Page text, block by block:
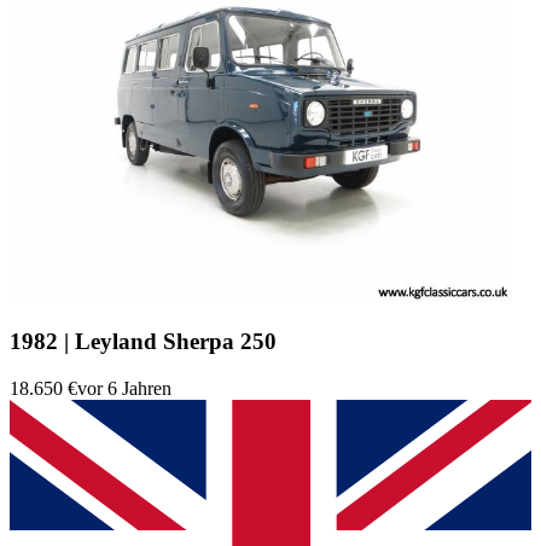
1982 | Leyland Sherpa 250
18.650 €vor 6 Jahren